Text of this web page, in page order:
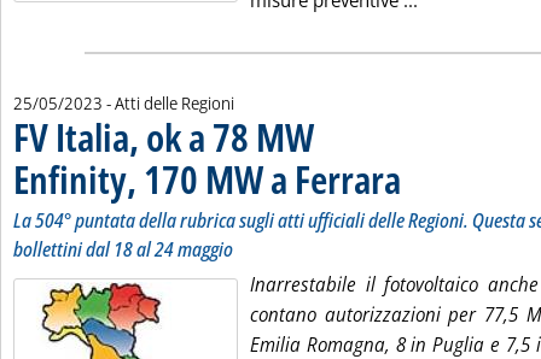
25/05/2023 - Atti delle Regioni
FV Italia, ok a 78 MW
Enfinity, 170 MW a Ferrara
La 504° puntata della rubrica sugli atti ufficiali delle Regioni. Questa
bollettini dal 18 al 24 maggio
Inarrestabile il fotovoltaico
contano autorizzazioni per 77,5
Emilia Romagna, 8 in Puglia e